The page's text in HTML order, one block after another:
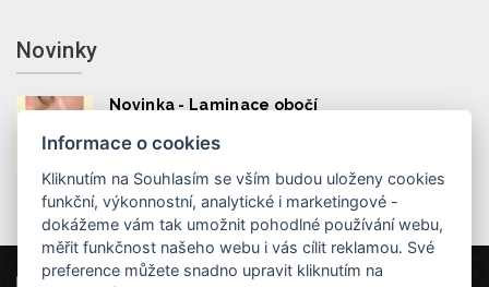
Novinky
Novinka - Laminace obočí
Hotel MAXANT Frymburk 80, 382 79 Frymburk
Informace o cookies
Kliknutím na Souhlasím se vším budou uloženy cookies
funkční, výkonnostní, analytické i marketingové -
dokážeme vám tak umožnit pohodlné používání webu,
měřit funkčnost našeho webu i vás cílit reklamou. Své
preference můžete snadno upravit kliknutím na